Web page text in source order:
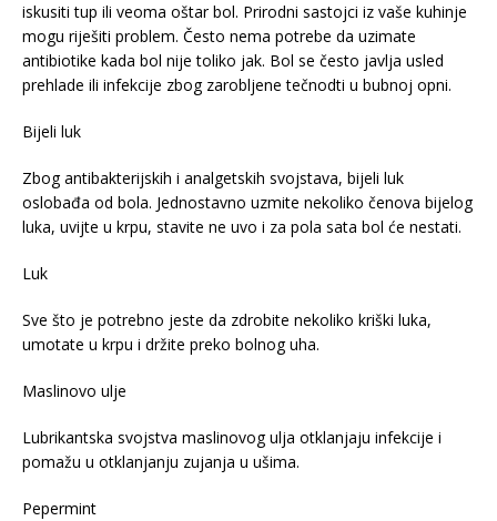
iskusiti tup ili veoma oštar bol. Prirodni sastojci iz vaše kuhinje
mogu riješiti problem. Često nema potrebe da uzimate
antibiotike kada bol nije toliko jak. Bol se često javlja usled
prehlade ili infekcije zbog zarobljene tečnodti u bubnoj opni.
Bijeli luk
Zbog antibakterijskih i analgetskih svojstava, bijeli luk
oslobađa od bola. Jednostavno uzmite nekoliko čenova bijelog
luka, uvijte u krpu, stavite ne uvo i za pola sata bol će nestati.
Luk
Sve što je potrebno jeste da zdrobite nekoliko kriški luka,
umotate u krpu i držite preko bolnog uha.
Maslinovo ulje
Lubrikantska svojstva maslinovog ulja otklanjaju infekcije i
pomažu u otklanjanju zujanja u ušima.
Pepermint